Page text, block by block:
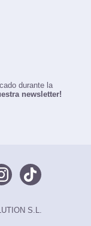
durante la
newsletter!
S.L.